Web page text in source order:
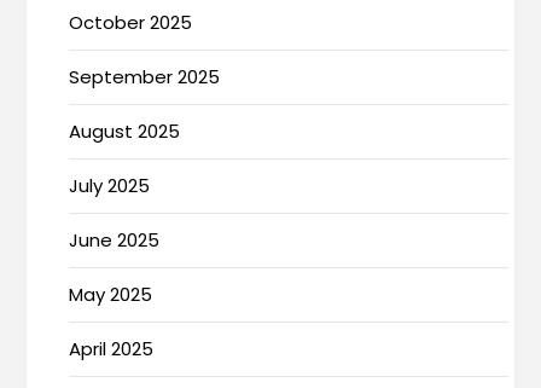
October 2025
September 2025
August 2025
July 2025
June 2025
May 2025
April 2025